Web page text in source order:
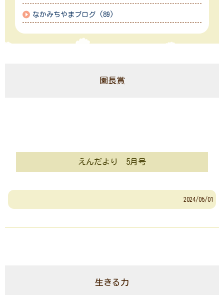
なかみちやまブログ (89)
園長賞
えんだより 5月号
2024/05/01
生きる力